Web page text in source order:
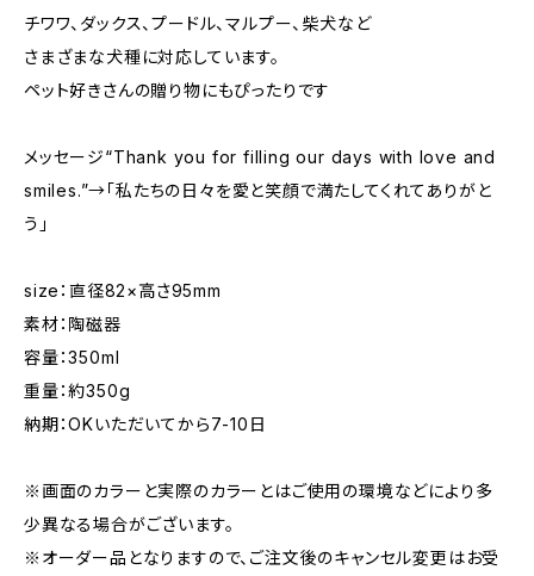
チワワ、ダックス、プードル、マルプー、柴犬など
さまざまな犬種に対応しています。
ペット好きさんの贈り物にもぴったりです
メッセージ“Thank you for filling our days with love and
smiles.”→「私たちの日々を愛と笑顔で満たしてくれてありがと
う」
size：直径82×高さ95mm
素材：陶磁器
容量：350ml
重量：約350g
納期：OKいただいてから7-10日
※画面のカラーと実際のカラーとはご使用の環境などにより多
少異なる場合がございます。
※オーダー品となりますので、ご注文後のキャンセル変更はお受